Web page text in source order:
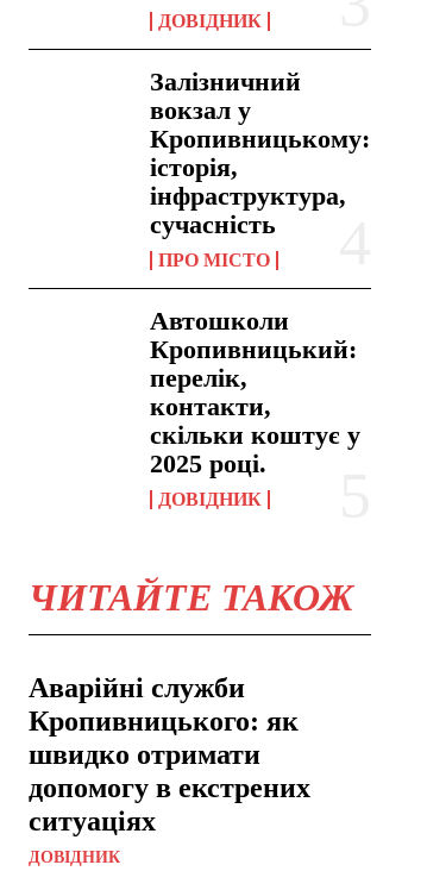
ДОВІДНИК
Залізничний
вокзал у
Кропивницькому:
історія,
інфраструктура,
сучасність
ПРО МІСТО
Автошколи
Кропивницький:
перелік,
контакти,
скільки коштує у
2025 році.
ДОВІДНИК
ЧИТАЙТЕ ТАКОЖ
Аварійні служби
Кропивницького: як
швидко отримати
допомогу в екстрених
ситуаціях
ДОВІДНИК